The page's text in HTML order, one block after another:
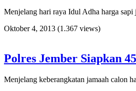
Menjelang hari raya Idul Adha harga
Oktober 4, 2013 (1.367 views)
Polres Jember Siapkan
Menjelang keberangkatan jamaah calon